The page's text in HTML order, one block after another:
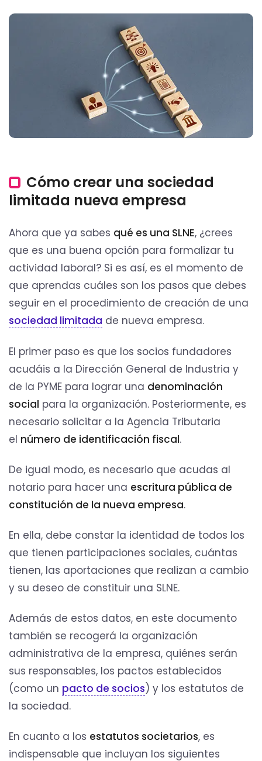
Cómo crear una sociedad
limitada nueva empresa
Ahora que ya sabes qué es una SLNE, ¿crees
que es una buena opción para formalizar tu
actividad laboral? Si es así, es el momento de
que aprendas cuáles son los pasos que debes
seguir en el procedimiento de creación de una
sociedad limitada de nueva empresa.
El primer paso es que los socios fundadores
acudáis a la Dirección General de Industria y
de la PYME para lograr una denominación
social para la organización. Posteriormente, es
necesario solicitar a la Agencia Tributaria
el número de identificación fiscal.
De igual modo, es necesario que acudas al
notario para hacer una escritura pública de
constitución de la nueva empresa.
En ella, debe constar la identidad de todos los
que tienen participaciones sociales, cuántas
tienen, las aportaciones que realizan a cambio
y su deseo de constituir una SLNE.
Además de estos datos, en este documento
también se recogerá la organización
administrativa de la empresa, quiénes serán
sus responsables, los pactos establecidos
(como un pacto de socios) y los estatutos de
la sociedad.
En cuanto a los estatutos societarios, es
indispensable que incluyan los siguientes